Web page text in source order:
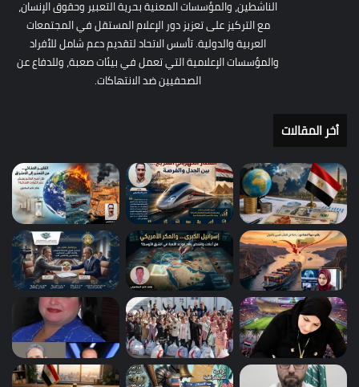
الناشطين، والمؤسسات المعنية بحرية التعبير وحقوق الإنسان،
مع التركيز على تعزيز دور الإعلام المستقل في المجتمعات
العربية والدولية. تأسس الاتحاد لتقديم دعم شامل للأفراد
والمؤسسات الإعلامية التي تعمل في بيئات صعبة، وللدفاع عن
الصحفيين ضد الانتهاكات.
أخر المقالات